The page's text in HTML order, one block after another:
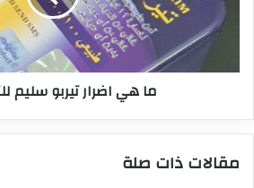
ما هي اضرار تيربو سليم
مقالات ذات صلة